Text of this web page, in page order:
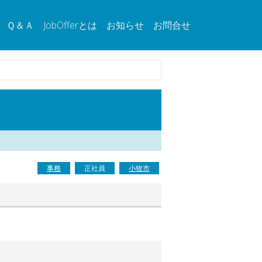
Ｑ＆Ａ JobOfferとは お知らせ お問合せ
事務 正社員 小牧市